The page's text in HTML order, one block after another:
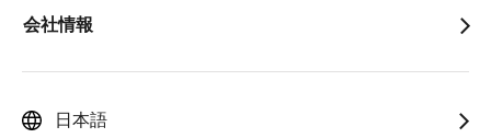
会社情報
日本語
画
Stuart Feffer